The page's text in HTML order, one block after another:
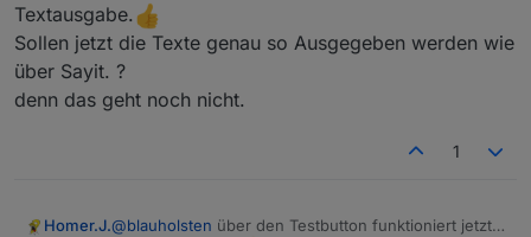
Okay, im GitHub habe ich ein issued wo der
Datenpunkt beschrieben ist. Also ist der
Es gibt eine neue Version, bitte testen. Danke....
Textausgabe.
Sollen jetzt die Texte genau so Ausgegeben werden wie
über Sayit. ?
denn das geht noch nicht.
1
Homer.J.@blauholsten über den Testbutton funktioniert jetzt